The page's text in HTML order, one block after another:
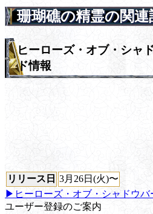
珊瑚礁の精霊の関連
ヒーローズ・オブ・シャ
ド情報
リリース日 3月26日(火)〜
▶ヒーローズ・オブ・シャドウバ
ユーザー登録のご案内